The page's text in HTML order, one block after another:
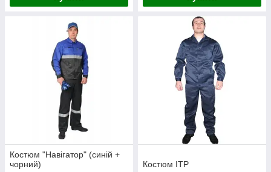
Костюм "Навігатор" (синій +
чорний)
Костюм ІТР